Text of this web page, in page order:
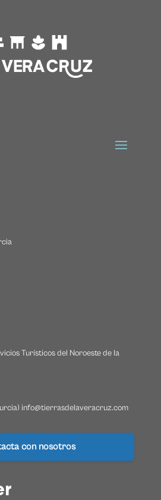
Turísticos del Noroeste de la
info@tierrasdelaveracruz.com
con nosotros